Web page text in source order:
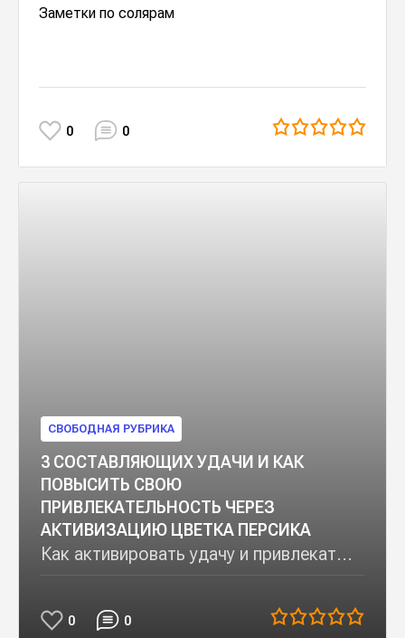
Заметки по солярам
0 0
СВОБОДНАЯ РУБРИКА
3 СОСТАВЛЯЮЩИХ УДАЧИ И КАК
ПОВЫСИТЬ СВОЮ
ПРИВЛЕКАТЕЛЬНОСТЬ ЧЕРЕЗ
АКТИВИЗАЦИЮ ЦВЕТКА ПЕРСИКА
Как активировать удачу и привлекат...
0 0